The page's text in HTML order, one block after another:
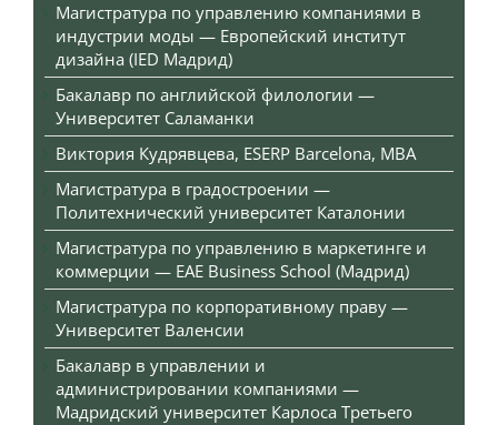
Магистратура по управлению компаниями в
индустрии моды — Европейский институт
дизайна (IED Мадрид)
Бакалавр по английской филологии —
Университет Саламанки
Виктория Кудрявцева, ESERP Barcelona, MBA
Магистратура в градостроении —
Политехнический университет Каталонии
Магистратура по управлению в маркетинге и
коммерции — EAE Business School (Мадрид)
Магистратура по корпоративному праву —
Университет Валенсии
Бакалавр в управлении и
администрировании компаниями —
Мадридский университет Карлоса Третьего